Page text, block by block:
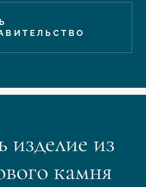
изделие из
камня